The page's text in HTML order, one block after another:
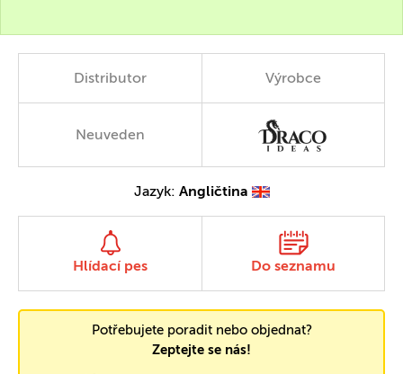
Distributor Výrobce
Neuveden
Jazyk: Angličtina
Hlídací pes Do seznamu
Potřebujete poradit nebo objednat?
Zeptejte se nás!